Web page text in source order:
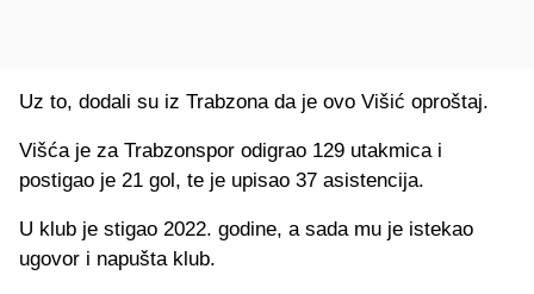
Uz to, dodali su iz Trabzona da je ovo Višić oproštaj.
Višća je za Trabzonspor odigrao 129 utakmica i
postigao je 21 gol, te je upisao 37 asistencija.
U klub je stigao 2022. godine, a sada mu je istekao
ugovor i napušta klub.